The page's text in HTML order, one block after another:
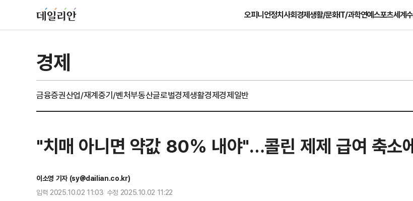
오피니언정치사회경제생활/문화IT/과학연예스포츠세계
경제
금융증권산업/재계중기/벤처부동산글로벌경제생활경제경제일반
"치매 아니면 약값 80% 내야"…콜린 제제 급여 축소
이소영 기자 (sy@dailian.co.kr)
입력 2025.10.02 11:03 수정 2025.10.02 11:22